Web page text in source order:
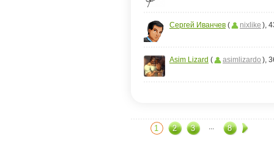
Сергей Иванчев ( nixlike ),
Asim Lizard ( asimlizardo ),
1 2 3 ... 8